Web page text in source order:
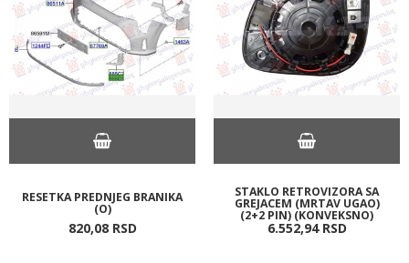
RESETKA PREDNJEG BRANIKA
(O)
820,08 RSD
STAKLO RETROVIZORA SA
GREJACEM (MRTAV UGAO)
(2+2 PIN) (KONVEKSNO)
6.552,94 RSD